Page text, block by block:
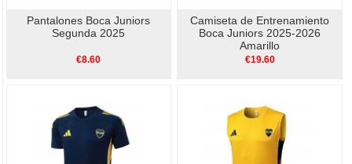
Pantalones Boca Juniors
Segunda 2025
€8.60
Camiseta de Entrenamiento
Boca Juniors 2025-2026
Amarillo
€19.60